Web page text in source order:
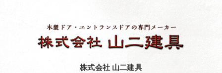
株式会社 山二建具